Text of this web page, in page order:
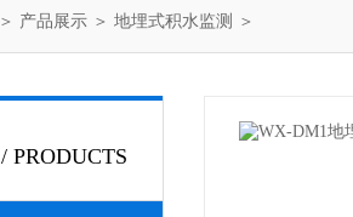
＞ 产品展示 ＞ 地埋式积水监测 ＞
/ PRODUCTS